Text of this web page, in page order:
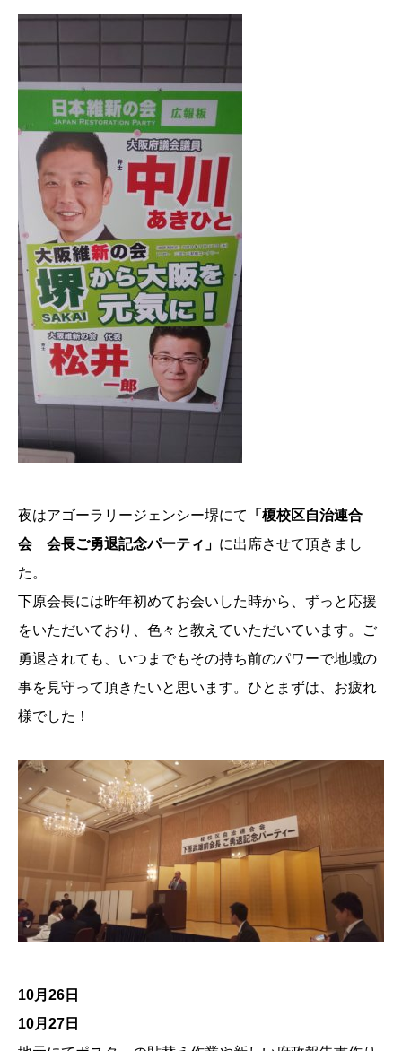
夜はアゴーラリージェンシー堺にて
「榎校区自治連合
会 会長ご勇退記念パーティ」 に出席させて頂きまし
た。
下原会長には昨年初めてお会いした時から、ずっと応援
をいただいており、色々と教えていただいています。ご
勇退されても、いつまでもその持ち前のパワーで地域の
事を見守って頂きたいと思います。ひとまずは、お疲れ
様でした！
10月26日
10月27日